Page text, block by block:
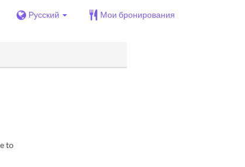
Русский Мои бронирования
to